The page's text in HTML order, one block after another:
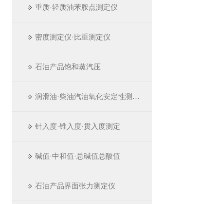
重质·轻质油苯胺点测定仪
密度测定仪·比重测定仪
石油产品饱和蒸汽压
润滑油·柴油汽油氧化安定性测定仪
针入度·锥入度·贯入度测定
碱值·中和值·总碱值总酸值
石油产品界面张力测定仪